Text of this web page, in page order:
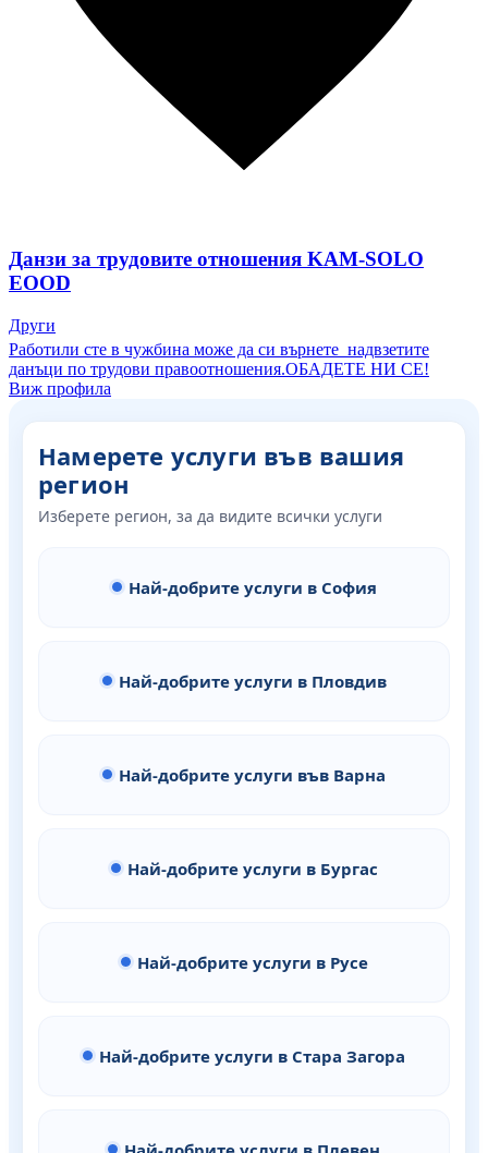
Данзи за трудовите отношения KAM-SOLO
EOOD
Други
Работили сте в чужбина може да си върнете надвзетите
данъци по трудови правоотношения.ОБАДЕТЕ НИ СЕ!
Виж профила
Намерете услуги във вашия
регион
Изберете регион, за да видите всички услуги
Най-добрите услуги в София
Най-добрите услуги в Пловдив
Най-добрите услуги във Варна
Най-добрите услуги в Бургас
Най-добрите услуги в Русе
Най-добрите услуги в Стара Загора